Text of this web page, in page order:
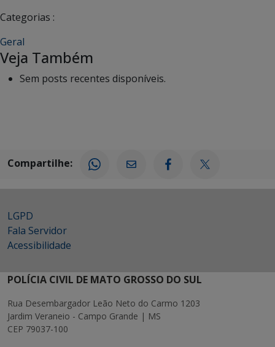
Categorias :
Geral
Veja Também
Sem posts recentes disponíveis.
Compartilhe:
LGPD
Fala Servidor
Acessibilidade
POLÍCIA CIVIL DE MATO GROSSO DO SUL
Rua Desembargador Leão Neto do Carmo 1203
Jardim Veraneio - Campo Grande | MS
CEP 79037-100